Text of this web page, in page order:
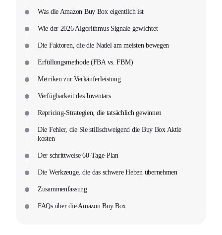
Was die Amazon Buy Box eigentlich ist
Wie der 2026 Algorithmus Signale gewichtet
Die Faktoren, die die Nadel am meisten bewegen
Erfüllungsmethode (FBA vs. FBM)
Metriken zur Verkäuferleistung
Verfügbarkeit des Inventars
Repricing-Strategien, die tatsächlich gewinnen
Die Fehler, die Sie stillschweigend die Buy Box Aktie
kosten
Der schrittweise 60-Tage-Plan
Die Werkzeuge, die das schwere Heben übernehmen
Zusammenfassung
FAQs über die Amazon Buy Box